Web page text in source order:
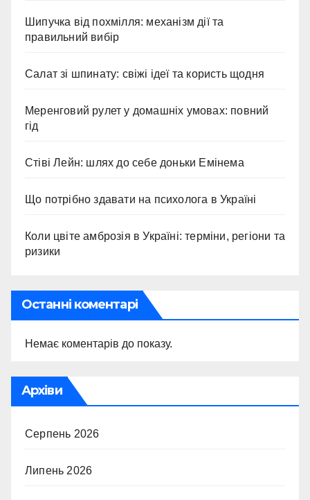
Шипучка від похмілля: механізм дії та
правильний вибір
Салат зі шпинату: свіжі ідеї та користь щодня
Меренговий рулет у домашніх умовах: повний
гід
Стіві Лейн: шлях до себе доньки Емінема
Що потрібно здавати на психолога в Україні
Коли цвіте амброзія в Україні: терміни, регіони та
ризики
Останні коментарі
Немає коментарів до показу.
Архіви
Серпень 2026
Липень 2026